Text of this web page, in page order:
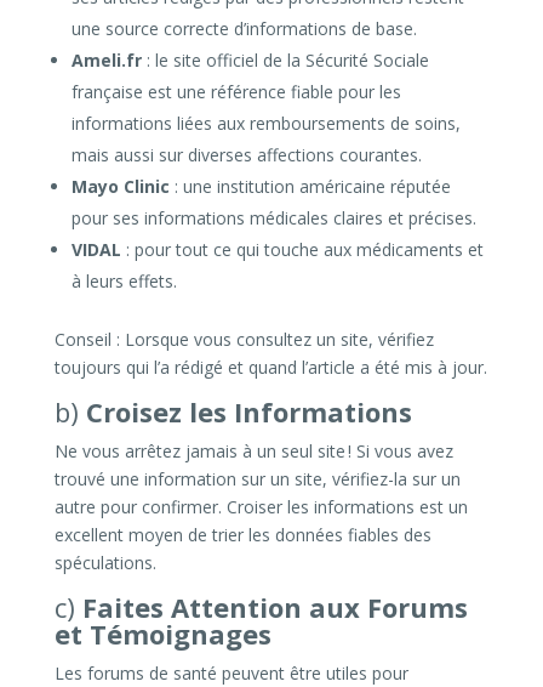
une source correcte d’informations de base.
Ameli.fr: le site officiel de la Sécurité Sociale
française est une référence fiable pour les
informations liées aux remboursements de soins,
mais aussi sur diverses affections courantes.
Mayo Clinic : une institution américaine réputée
pour ses informations médicales claires et précises.
VIDAL : pour tout ce qui touche aux médicaments et
à leurs effets.
Conseil : Lorsque vous consultez un site, vérifiez
toujours qui l’a rédigé et quand l’article a été mis à jour.
b) Croisez les Informations
Ne vous arrêtez jamais à un seul site ! Si vous avez
trouvé une information sur un site, vérifiez-la sur un
autre pour confirmer. Croiser les informations est un
excellent moyen de trier les données fiables des
spéculations.
c) Faites Attention aux Forums
et Témoignages
Les forums de santé peuvent être utiles pour